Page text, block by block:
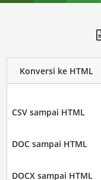
Konversi ke HTML
CSV sampai HTML
DOC sampai HTML
DOCX sampai HTML